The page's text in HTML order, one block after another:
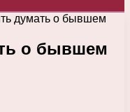
думать о бывшем
о бывшем